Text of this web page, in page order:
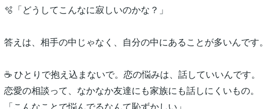
🫧「どうしてこんなに寂しいのかな？」
答えは、相手の中じゃなく、自分の中にあることが多いんです。
☕ ひとりで抱え込まないで。恋の悩みは、話していいんです。
恋愛の相談って、なかなか友達にも家族にも話しにくいもの。
「こんなことで悩んでるなんて恥ずかしい」